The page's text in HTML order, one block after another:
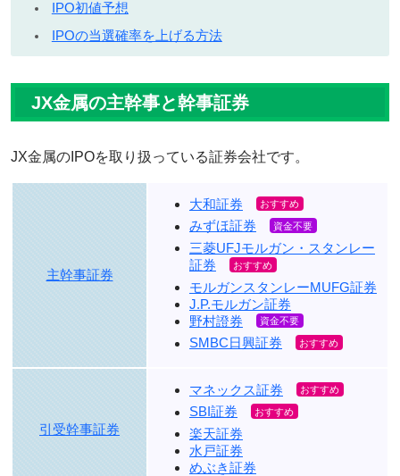
IPO初値予想
IPOの当選確率を上げる方法
JX金属の主幹事と幹事証券
JX金属のIPOを取り扱っている証券会社です。
主幹事証券
大和証券
みずほ証券
三菱UFJモルガン・スタンレー
証券
モルガンスタンレーMUFG証券
J.P.モルガン証券
野村證券
SMBC日興証券
引受幹事証券
マネックス証券
SBI証券
楽天証券
水戸証券
めぶき証券